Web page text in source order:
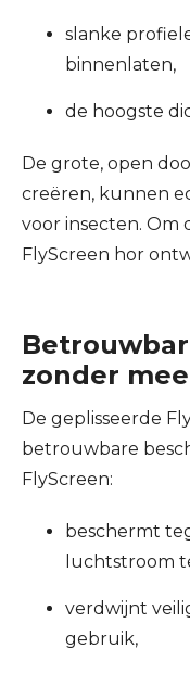
slanke
binnenlaten,
de hoogste
De grote, open
creëren, kunnen
voor insecten. Om
FlyScreen hor
zonder
De geplisseerde
betrouwbare
FlyScreen:
beschermt
luchtstroom
verdwijnt
gebruik,